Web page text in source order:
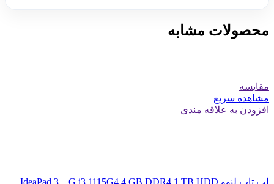
محصولات مشابه
مقایسه
مشاهده سریع
افزودن به علاقه مندی